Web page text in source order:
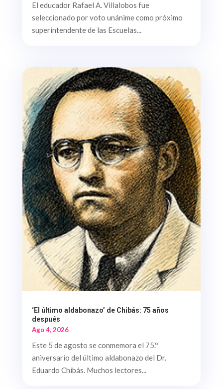
El educador Rafael A. Villalobos fue
seleccionado por voto unánime como próximo
superintendente de las Escuelas...
‘El último aldabonazo’ de Chibás: 75 años
después
Ago 4, 2026
Este 5 de agosto se conmemora el 75.º
aniversario del último aldabonazo del Dr.
Eduardo Chibás. Muchos lectores...